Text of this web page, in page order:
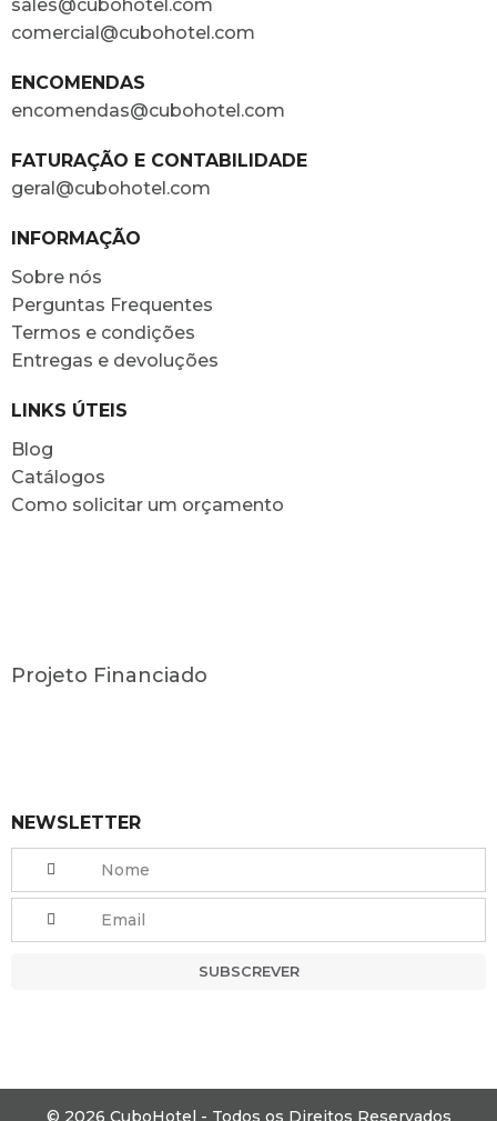
sales@cubohotel.com
comercial@cubohotel.com
ENCOMENDAS
encomendas@cubohotel.com
FATURAÇÃO E CONTABILIDADE
geral@cubohotel.com
INFORMAÇÃO
Sobre nós
Perguntas Frequentes
Termos e condições
Entregas e devoluções
LINKS ÚTEIS
Blog
Catálogos
Como solicitar um orçamento
Projeto Financiado
NEWSLETTER
SUBSCREVER
© 2026 CuboHotel - Todos os Direitos Reservados